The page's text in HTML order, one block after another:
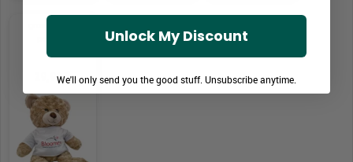
29,99 $
Unlock My Discount
We'll only send you the good stuff. Unsubscribe anytime.